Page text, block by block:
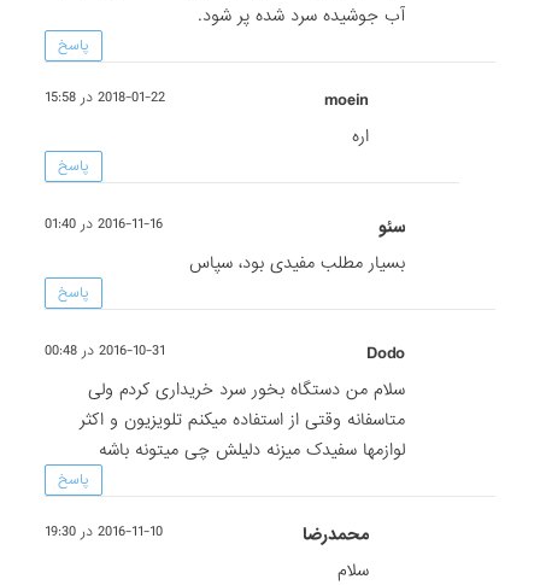
آب جوشیده سرد شده پر شود.
پاسخ
moein 2018-01-22 در 15:58
اره
پاسخ
سئو 2016-11-16 در 01:40
بسیار مطلب مفیدی بود، سپاس
پاسخ
Dodo 2016-10-31 در 00:48
سلام من دستگاه بخور سرد خریداری کردم ولی
متاسفانه وقتی از استفاده میکنم تلویزیون و اکثر
لوازمها سفیدک میزنه دلیلش چی میتونه باشه
پاسخ
محمدرضا 2016-11-10 در 19:30
سلام